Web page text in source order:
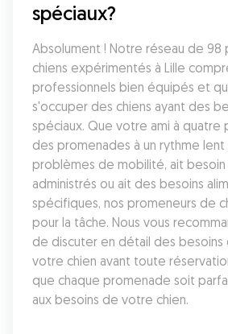
spéciaux?
Absolument ! Notre réseau de 98
chiens expérimentés à Lille
professionnels bien équipés et
s'occuper des chiens ayant des
spéciaux. Que votre ami à quatre
des promenades à un rythme lent
problèmes de mobilité, ait
administrés ou ait des besoins
spécifiques, nos promeneurs de
pour la tâche. Nous vous
de discuter en détail des besoins
votre chien avant toute
que chaque promenade soit
aux besoins de votre chien.